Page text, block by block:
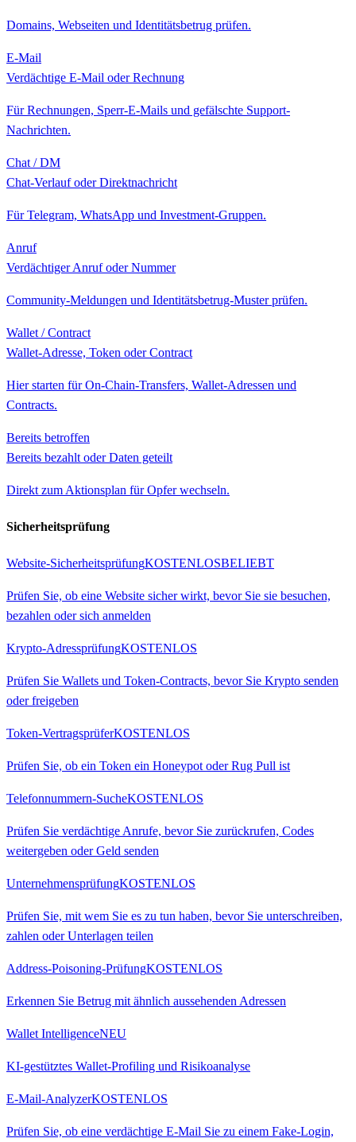
Domains, Webseiten und Identitätsbetrug prüfen.
E-Mail
Verdächtige E-Mail oder Rechnung
Für Rechnungen, Sperr-E-Mails und gefälschte Support-
Nachrichten.
Chat / DM
Chat-Verlauf oder Direktnachricht
Für Telegram, WhatsApp und Investment-Gruppen.
Anruf
Verdächtiger Anruf oder Nummer
Community-Meldungen und Identitätsbetrug-Muster prüfen.
Wallet / Contract
Wallet-Adresse, Token oder Contract
Hier starten für On-Chain-Transfers, Wallet-Adressen und
Contracts.
Bereits betroffen
Bereits bezahlt oder Daten geteilt
Direkt zum Aktionsplan für Opfer wechseln.
Sicherheitsprüfung
Website-SicherheitsprüfungKOSTENLOSBELIEBT
Prüfen Sie, ob eine Website sicher wirkt, bevor Sie sie besuchen,
bezahlen oder sich anmelden
Krypto-AdressprüfungKOSTENLOS
Prüfen Sie Wallets und Token-Contracts, bevor Sie Krypto senden
oder freigeben
Token-VertragsprüferKOSTENLOS
Prüfen Sie, ob ein Token ein Honeypot oder Rug Pull ist
Telefonnummern-SucheKOSTENLOS
Prüfen Sie verdächtige Anrufe, bevor Sie zurückrufen, Codes
weitergeben oder Geld senden
UnternehmensprüfungKOSTENLOS
Prüfen Sie, mit wem Sie es zu tun haben, bevor Sie unterschreiben,
zahlen oder Unterlagen teilen
Address-Poisoning-PrüfungKOSTENLOS
Erkennen Sie Betrug mit ähnlich aussehenden Adressen
Wallet IntelligenceNEU
KI-gestütztes Wallet-Profiling und Risikoanalyse
E-Mail-AnalyzerKOSTENLOS
Prüfen Sie, ob eine verdächtige E-Mail Sie zu einem Fake-Login,